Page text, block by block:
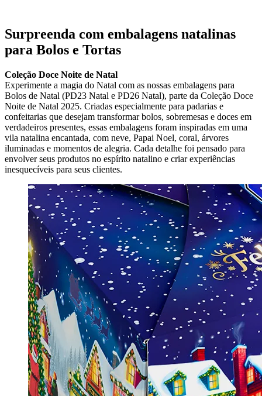
Surpreenda com embalagens natalinas
para Bolos e Tortas
Coleção Doce Noite de Natal
Experimente a magia do Natal com as nossas embalagens para
Bolos de Natal (PD23 Natal e PD26 Natal), parte da Coleção Doce
Noite de Natal 2025. Criadas especialmente para padarias e
confeitarias que desejam transformar bolos, sobremesas e doces em
verdadeiros presentes, essas embalagens foram inspiradas em uma
vila natalina encantada, com neve, Papai Noel, coral, árvores
iluminadas e momentos de alegria. Cada detalhe foi pensado para
envolver seus produtos no espírito natalino e criar experiências
inesquecíveis para seus clientes.